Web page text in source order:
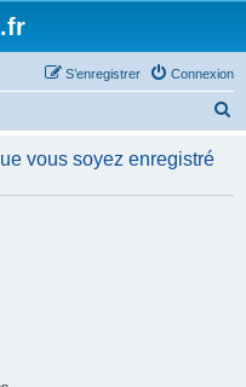
Connexion
S’enregistrer
h
vous soyez enregistré